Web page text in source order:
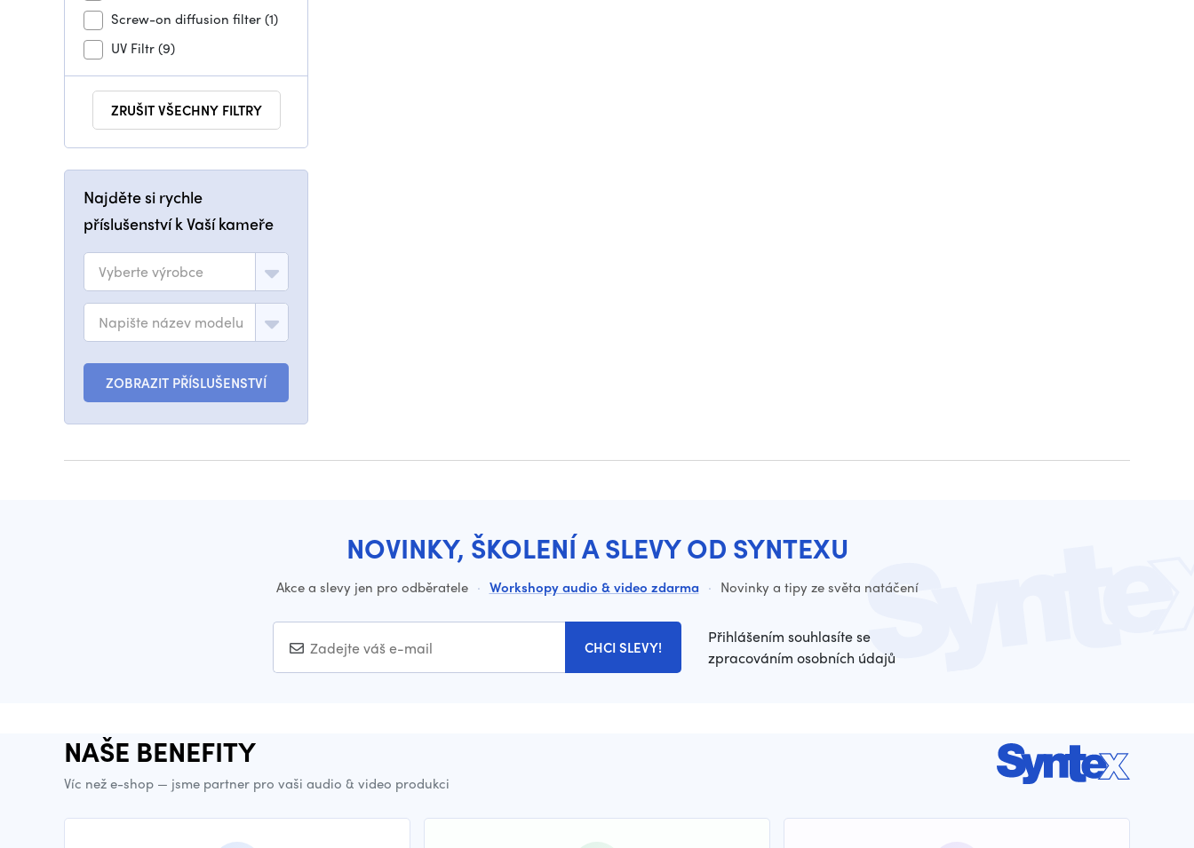
Screw-on diffusion filter(1)
UV Filtr(9)
ZRUŠIT VŠECHNY FILTRY
Najděte si rychle
příslušenství k Vaší kameře
Vyberte výrobce
Napište název modelu
ZOBRAZIT PŘÍSLUŠENSTVÍ
NOVINKY, ŠKOLENÍ A SLEVY OD SYNTEXU
Akce a slevy jen pro odběratele · Workshopy audio & video zdarma · Novinky a tipy ze světa natáčení
CHCI SLEVY!
Přihlášením souhlasíte se
zpracováním osobních údajů
NAŠE BENEFITY
Víc než e-shop — jsme partner pro vaši audio & video produkci